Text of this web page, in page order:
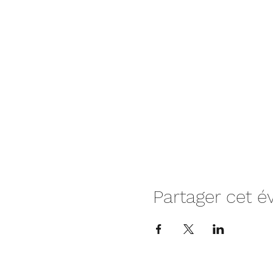
Partager cet